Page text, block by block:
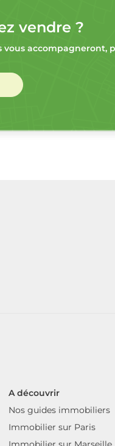
vendre ?
vous
A découvrir
Nos guides immobiliers
Immobilier sur Paris